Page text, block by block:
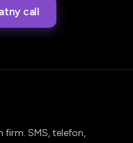
call
SMS, telefon,